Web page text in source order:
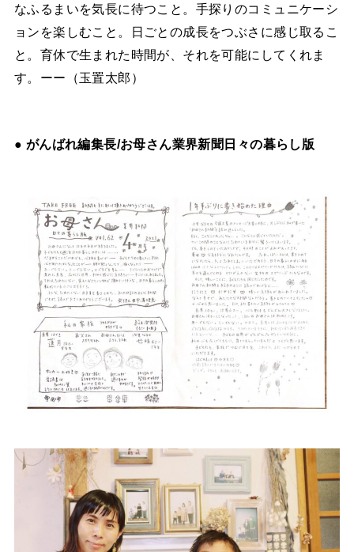
なふるまいを気長に待つこと。手探りのコミュニケーシ
ョンを楽しむこと。日ごとの成長をつぶさに感じ取るこ
と。育休で生まれた時間が、それを可能にしてくれま
す。ーー（玉置太郎）
● がんばれ編集長/お母さん業界新聞日々の暮らし版